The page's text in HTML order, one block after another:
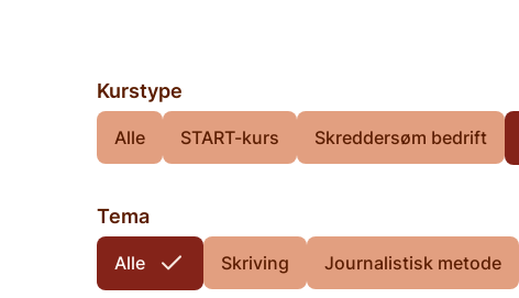
Kurstype
Alle START-kurs Skreddersøm bedrift
Tema
Alle Skriving Journalistisk metode